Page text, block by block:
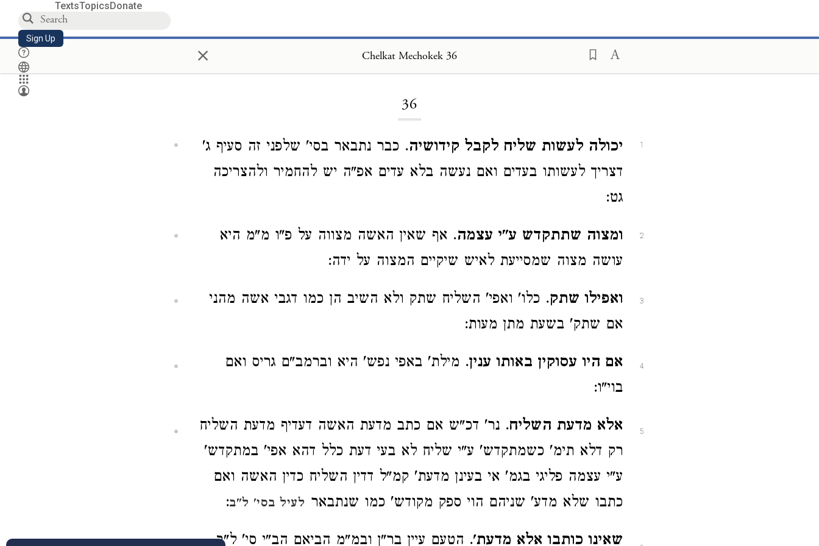
TextsTopicsDonate
Sign Up × Chelkat Mechokek 36
36
1 יכולה לעשות שליח לקבל קידושיה. כבר נתבאר בסי' שלפני זה סעיף ג'
דצריך לעשותו בעדים ואם נעשה בלא עדים אפ"ה יש להחמיר ולהצריכה
גט:
2 ומצוה שתתקדש ע"י עצמה. אף שאין האשה מצווה על פ"ו מ"מ היא
עושה מצוה שמסייעת לאיש שיקיים המצוה על ידה:
3 ואפילו שתק. כלו' ואפי' השליח שתק ולא השיב הן כמו דגבי אשה מהני
אם שתק' בשעת מתן מעות:
4 אם היו עסוקין באותו ענין. מילת' באפי נפש' היא וברמב"ם גריס ואם
בוי"ו:
5 אלא מדעת השליח. נר' דכ"ש אם כתב מדעת האשה דעדיף מדעת השליח
רק דלא תימ' כשמתקדש' ע"י שליח לא בעי דעת כלל דהא אפי' במתקדש'
ע"י עצמה פליגי בגמ' אי בעינן מדעת' קמ"ל דדין השליח כדין האשה ואם
כתבו שלא מדע' שניהם הוי ספק מקודש' כמו שנתבאר לעיל בסי' ל"ב:
שאינו כותבו אלא מדעת'. הטעם עיין בר"ן ובמ"מ הביאם הב"י סי' ל"ב